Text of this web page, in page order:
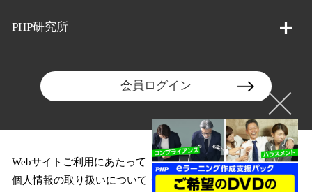
PHP研究所
会員ログイン
Webサイトご利用にあたって
個人情報の取り扱いについて クッキーポリシー